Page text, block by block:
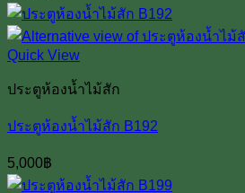
Quick View
ประตูห้องน้ำไม้สัก
ประตูห้องน้ำไม้สัก B192
5,000฿